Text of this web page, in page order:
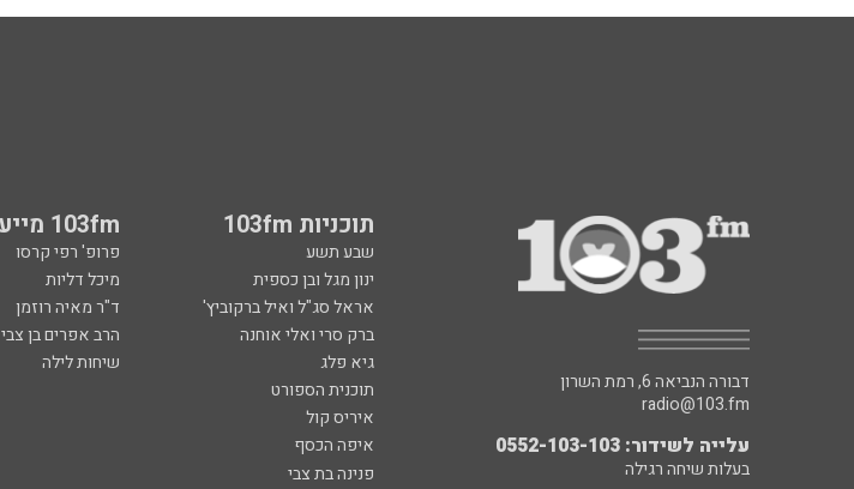
תוכניות 103fm 103fm מייעצים
שבע תשע פרופ' רפי קרסו
ינון מגל ובן כספית
מיכל דליות
אראל סג"ל ואיל ברקוביץ'
ד"ר מאיה רוזמן
ברק סרי ואלי אוחנה
הרב אפרים בן צבי
גיא פלג
שיחות לילה
תוכנית הספורט
איריס קול
איפה הכסף
פנינה בת צבי
דבורה הנביאה 6, רמת השרון
radio@103.fm
עלייה לשידור: 0552-103-103
בעלות שיחה רגילה